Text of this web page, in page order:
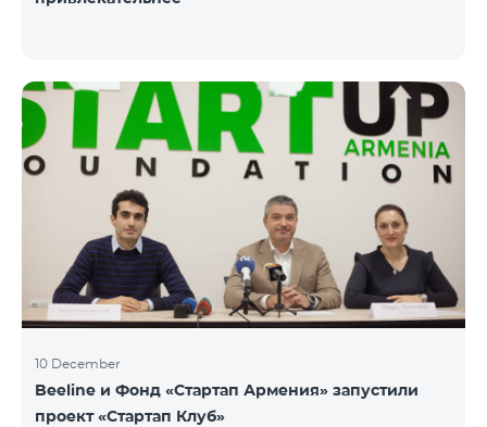
10 December
Beeline и Фонд «Стартап Армения» запустили
проект «Стартап Клуб»